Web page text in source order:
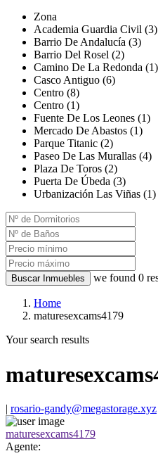
Zona
Academia Guardia Civil (3)
Barrio De Andalucía (3)
Barrio Del Rosel (2)
Camino De La Redonda (1)
Casco Antiguo (6)
Centro (8)
Centro (1)
Fuente De Los Leones (1)
Mercado De Abastos (1)
Parque Titanic (2)
Paseo De Las Murallas (4)
Plaza De Toros (2)
Puerta De Úbeda (3)
Urbanización Las Viñas (1)
Buscar Inmuebles we found 0
Home
maturesexcams4179
Your search results
| rosario-gandy@megastorage.xyz
maturesexcams4179
Agente: